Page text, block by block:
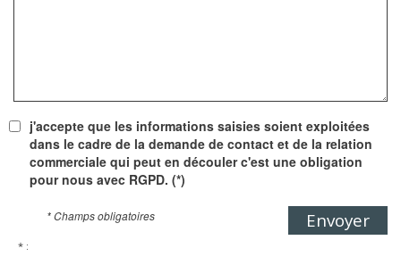
j'accepte que les informations saisies soient exploitées
dans le cadre de la demande de contact et de la relation
commerciale qui peut en découler c'est une obligation
pour nous avec RGPD. (*)
Envoyer
* Champs obligatoires
* :